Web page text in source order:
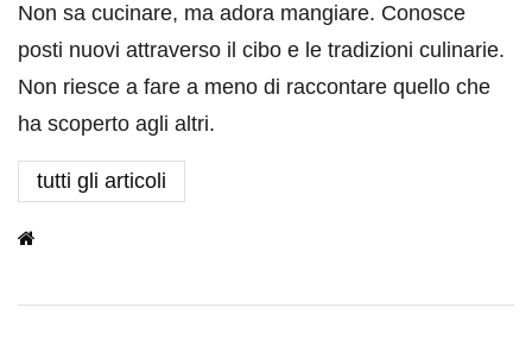
Non sa cucinare, ma adora mangiare. Conosce
posti nuovi attraverso il cibo e le tradizioni culinarie.
Non riesce a fare a meno di raccontare quello che
ha scoperto agli altri.
tutti gli articoli